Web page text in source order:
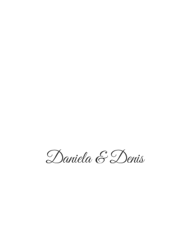
Daniela & Denis